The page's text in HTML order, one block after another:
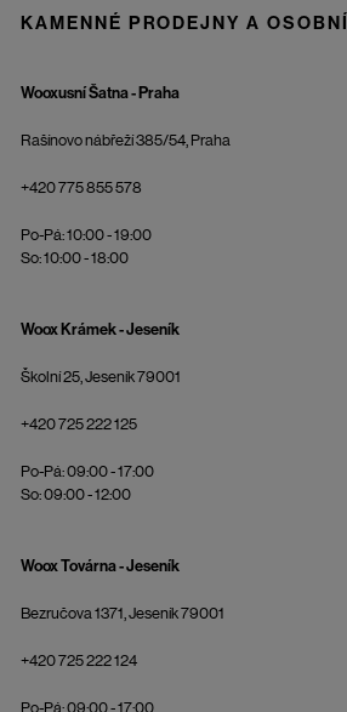
KAMENNÉ PRODEJNY A
Wooxusní Šatna - Praha
Rašínovo nábřeží 385/54, Praha
+420 775 855 578
Po-Pá: 10:00 - 19:00
So: 10:00 - 18:00
Woox Krámek - Jeseník
Školní 25, Jeseník 79001
+420 725 222 125
Po-Pá: 09:00 - 17:00
So: 09:00 - 12:00
Woox Továrna - Jeseník
Bezručova 1371, Jeseník 79001
+420 725 222 124
Po-Pá: 09:00 - 17:00